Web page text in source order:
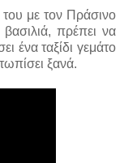
με τον Πράσινο
πρέπει να
ένα ταξίδι γεμάτο
ξανά.